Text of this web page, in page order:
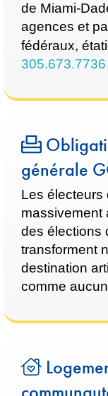
de Miami-
agences et
fédéraux,
305.673.7736
générale
Les électeurs
massivement
des élections
transforment
destination
comme